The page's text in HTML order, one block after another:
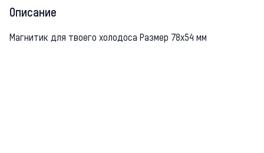
Описание
Магнитик для твоего холодоса Размер 78х54 мм